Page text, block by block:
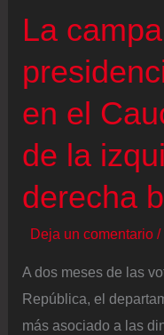
La
en el
de la
derecha
Deja un comentario /
A dos meses de las
República, el
más asociado a las